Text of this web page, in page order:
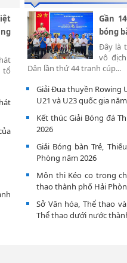
tổ
Gần
bóng
Đây là
vô
Dân lần thứ 44 tranh cúp...
Giải Đua thuyền Rowing
U21 và U23 quốc gia
Kết thúc Giải Bóng đá
2026
Giải Bóng bàn Trẻ,
Phòng năm 2026
Môn thi Kéo co trong
thao thành phố Hải
Sở Văn hóa, Thể thao
Thể thao dưới nước